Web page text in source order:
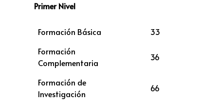
Primer Nivel
Formación Básica
33
Formación
Complementaria
36
Formación de
Investigación
66